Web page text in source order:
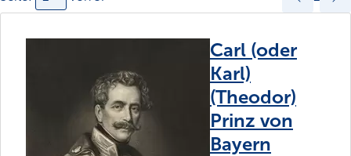
Carl (oder
Karl)
(Theodor)
Prinz von
Bayern